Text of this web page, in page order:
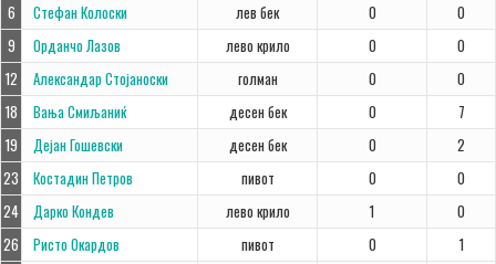
6
Стефан Колоски лев бек 0
0
9
Орданчо Лазов лево крило 0
0
12
Александар Стојаноски голман 0
0
18
Вања Смиљаниќ десен бек 0
7
19
Дејан Гошевски десен бек 0
2
23
Костадин Петров пивот 0
0
24
Дарко Кондев лево крило 1
0
26
Ристо Окардов пивот 0
1